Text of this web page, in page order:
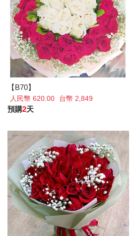
【B70】
人民幣 620.00 台幣 2,849
預購2天